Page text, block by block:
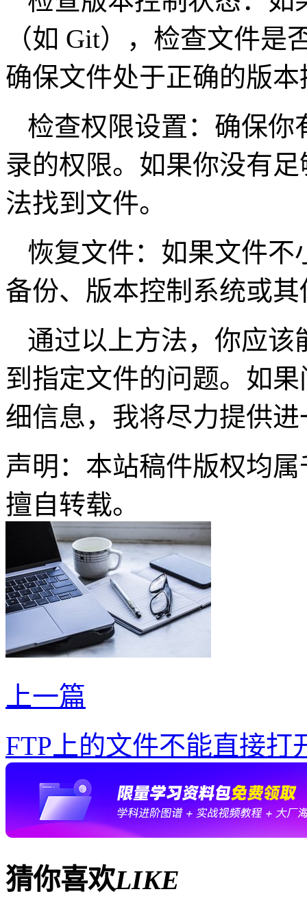
（如 Git），检查文件
确保文件处于正确的版
检查权限设置：确保你
录的权限。如果你没有
法找到文件。
恢复文件：如果文件不
备份、版本控制系统或
通过以上方法，你应该
到指定文件的问题。如
细信息，我将尽力提供
声明：本站稿件版权均
擅自转载。
上一篇
FTP上的文件不能直接打
猜你喜欢LIKE